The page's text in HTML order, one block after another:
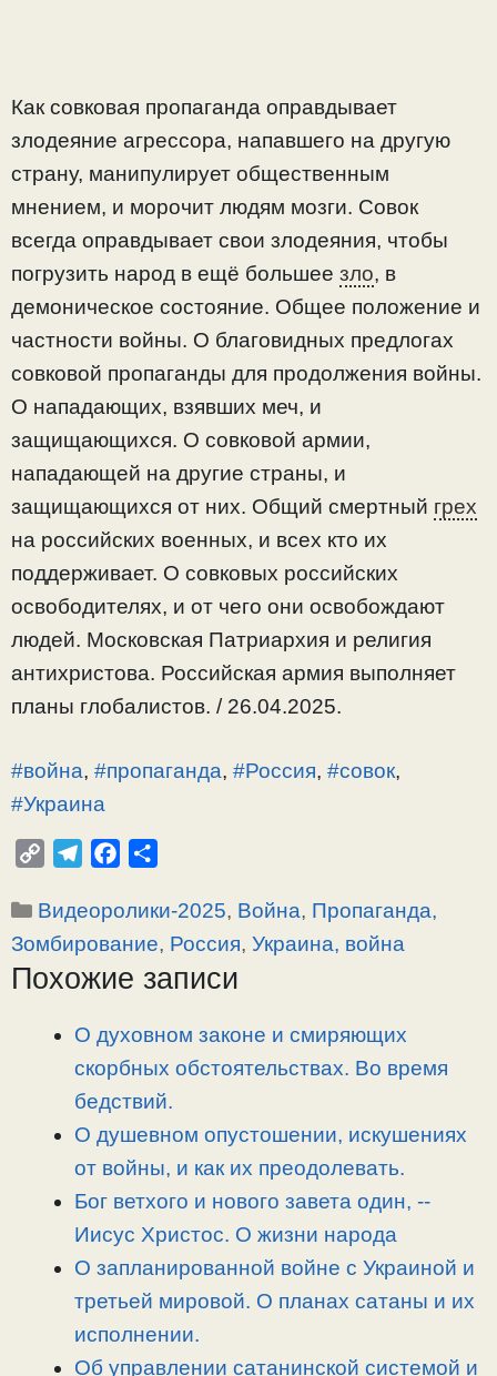
Как совковая пропаганда оправдывает
злодеяние агрессора, напавшего на другую
страну, манипулирует общественным
мнением, и морочит людям мозги. Совок
всегда оправдывает свои злодеяния, чтобы
погрузить народ в ещё большее зло, в
демоническое состояние. Общее положение и
частности войны. О благовидных предлогах
совковой пропаганды для продолжения войны.
О нападающих, взявших меч, и
защищающихся. О совковой армии,
нападающей на другие страны, и
защищающихся от них. Общий смертный грех
на российских военных, и всех кто их
поддерживает. О совковых российских
освободителях, и от чего они освобождают
людей. Московская Патриархия и религия
антихристова. Российская армия выполняет
планы глобалистов. / 26.04.2025.
#война, #пропаганда, #Россия, #совок,
#Украина
p
y
L
l
e
g
a
c
e
b
п
а
Рубрики
Видеоролики-2025, Война, Пропаганда,
Зомбирование, Россия, Украина, война
Похожие записи
О духовном законе и смиряющих
скорбных обстоятельствах. Во время
бедствий.
О душевном опустошении, искушениях
от войны, и как их преодолевать.
Бог ветхого и нового завета один, -­
Иисус Христос. О жизни народа
О запланированной войне с Украиной и
третьей мировой. О планах сатаны и их
исполнении.
Об управлении сатанинской системой и